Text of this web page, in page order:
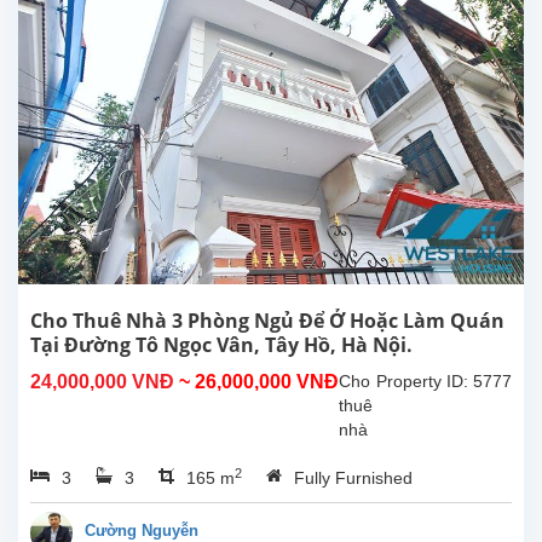
Tây
Hồ,
Hà
Nội.
Tổng
diện
tích
sinh
hoạt
500m²,
bếp
8
phòng
có
phòng
tắm...
Cho Thuê Nhà 3 Phòng Ngủ Để Ở Hoặc Làm Quán
Tại Đường Tô Ngọc Vân, Tây Hồ, Hà Nội.
24,000,000 VNĐ ~ 26,000,000 VNĐ Property ID: 5777
Cho
thuê
nhà
phòng
ngủ
3 3 165 m2 Fully Furnished
Cường Nguyễn